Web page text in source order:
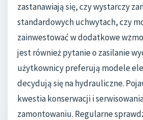
zastanawiają się, czy wystarczy
standardowych uchwytach, czy
zainwestować w dodatkowe
jest również pytanie o zasilanie
użytkownicy preferują modele
decydują się na hydrauliczne.
kwestia konserwacji i
zamontowaniu. Regularne